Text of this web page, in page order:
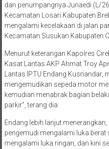
dan penumpangnya Junaedi (L/
Kecamatan Losari Kabupaten
mengalami kecelakaan di jalan
Kecamatan Susukan Kabupaten
Menurut keterangan Kapolres
Kasat Lantas AKP Ahmat Troy
Lantas IPTU Endang Kusnandar,
mengemudikan sepeda motor
kemudian menabrak bagian
parkir”, terang dia.
Endang lebih lanjut
pengemudi mengalami luka
mengalami luka ringan, dan kini